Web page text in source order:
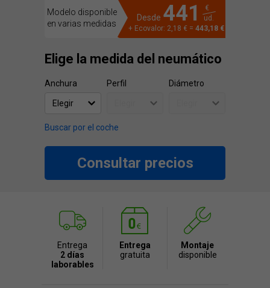
Modelo disponible
en varias medidas
Desde 441
€
ud.
+ Ecovalor: 2,18 € = 443,18 €
Elige la medida del neumático
Anchura Perfil Diámetro
Buscar por el coche
Consultar precios
Entrega
2 días
laborables
Entrega
gratuita
Montaje
disponible